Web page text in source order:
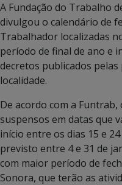
A Fundação do Trabalho
divulgou o calendário de
Trabalhador localizadas
período de final de ano e
decretos publicados
localidade.
De acordo com a
suspensos em datas que
início entre os dias 15 e
previsto entre 4 e 31 de
com maior período de
Sonora, que terão as